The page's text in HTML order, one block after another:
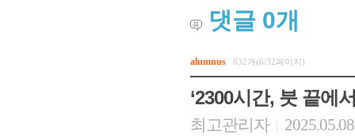
댓글 0개
alumnus 632개(6/32페이지)
‘2300시간, 붓 끝에
최고관리자